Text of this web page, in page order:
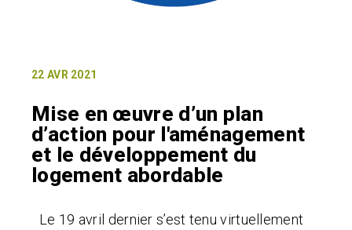
22 AVR 2021
Mise en œuvre d’un plan
d’action pour l'aménagement
et le développement du
logement abordable
Le 19 avril dernier s’est tenu virtuellement